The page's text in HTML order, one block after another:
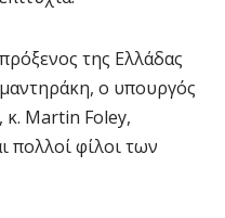
της Ελλάδας
ο υπουργός
Martin Foley,
πολλοί φίλοι των